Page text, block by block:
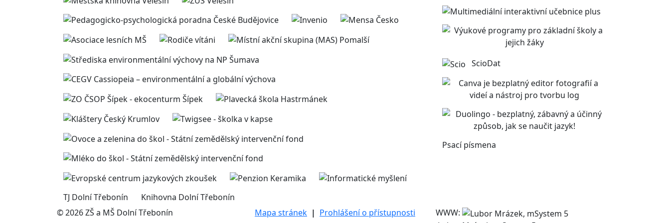
TJ Dolní Třebonín Knihovna Dolní Třebonín
ScioDat
Psací písmena
Mapa stránek | Prohlášení o přístupnosti
© 2026 ZŠ a MŠ Dolní Třebonín
WWW: